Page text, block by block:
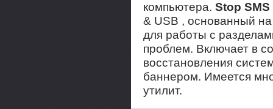
компьютера. Stop
& USB , основанный
для работы с
проблем. Включает в
восстановления
баннером. Имеется
утилит.